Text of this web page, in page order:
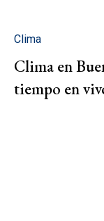
Clima
Clima en
tiempo en